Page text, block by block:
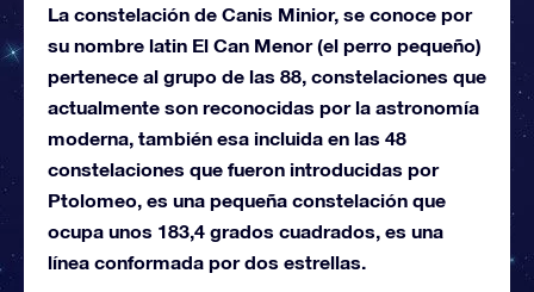
La constelación de Canis Minior, se conoce por
su nombre latin El Can Menor (el perro pequeño)
pertenece al grupo de las 88, constelaciones que
actualmente son reconocidas por la astronomía
moderna, también esa incluida en las 48
constelaciones que fueron introducidas por
Ptolomeo, es una pequeña constelación que
ocupa unos 183,4 grados cuadrados, es una
línea conformada por dos estrellas.